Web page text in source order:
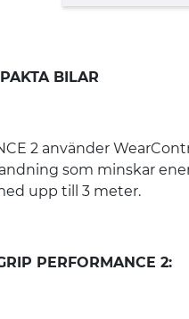
BILAR
2 använder
som minskar
upp till 3 meter.
PERFORMANCE 2: